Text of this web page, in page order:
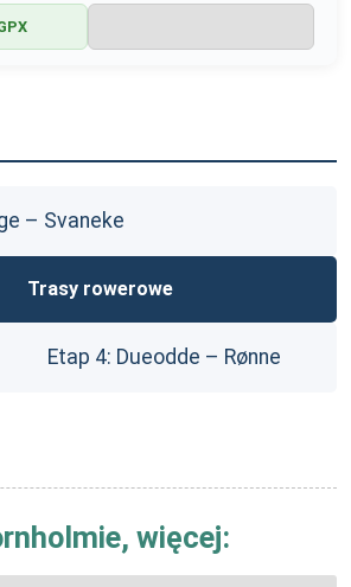
– Svaneke
Trasy rowerowe
Etap 4: Dueodde – Rønne
więcej: